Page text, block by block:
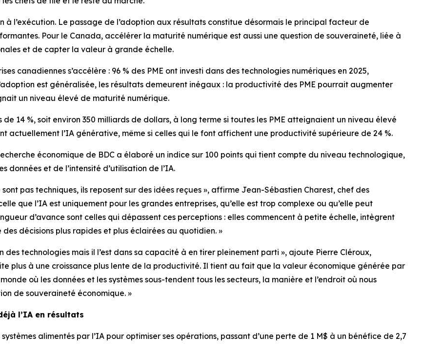
à l’exécution. Le passage de l’adoption aux résultats constitue désormais le principal facteur de
Pour le Canada, accélérer la maturité numérique est aussi une question de souveraineté, liée à
et de capter la valeur à grande échelle.
canadiennes s’accélère : 96 % des PME ont investi dans des technologies numériques en 2025,
est généralisée, les résultats demeurent inégaux : la productivité des PME pourrait augmenter
un niveau élevé de maturité numérique.
14 %, soit environ 350 milliards de dollars, à long terme si toutes les PME atteignaient un niveau élevé
actuellement l’IA générative, même si celles qui le font affichent une productivité supérieure de 24 %.
économique de BDC a élaboré un indice sur 100 points qui tient compte du niveau technologique,
et de l’intensité d’utilisation de l’IA.
pas techniques, ils reposent sur des idées reçues », affirme Jean-Sébastien Charest, chef des
que l’IA est uniquement pour les grandes entreprises, qu’elle est trop complexe ou qu’elle peut
d’avance sont celles qui dépassent ces perceptions : elles commencent à petite échelle, intègrent
décisions plus rapides et plus éclairées au quotidien. »
des technologies mais il l’est dans sa capacité à en tirer pleinement parti », ajoute Pierre Cléroux,
plus à une croissance plus lente de la productivité. Il tient au fait que la valeur économique générée par
où les données et les systèmes sous-tendent tous les secteurs, la manière et l’endroit où nous
de souveraineté économique. »
l’IA en résultats
alimentés par l’IA pour optimiser ses opérations, passant d’une perte de 1 M$ à un bénéfice de 2,7